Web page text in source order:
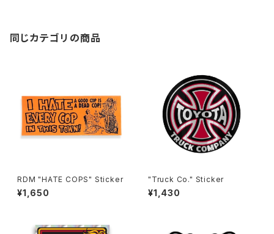
同じカテゴリの商品
RDM "HATE COPS" Sticker
¥1,650
"Truck Co." Sticker
¥1,430